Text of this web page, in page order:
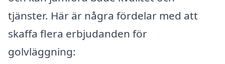
tjänster. Här är några fördelar med att
skaffa flera erbjudanden för
golvläggning: